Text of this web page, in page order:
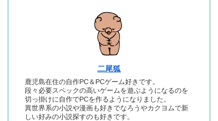
二尾狐
鹿児島在住の自作PC＆PCゲーム好きです。
段々必要スペックの高いゲームを遊ぶようになるのを
切っ掛けに自作でPCを作るようになりました。
異世界系の小説や漫画も好きでなろうやカクヨムで新
しい好みの小説探すのも好きです。